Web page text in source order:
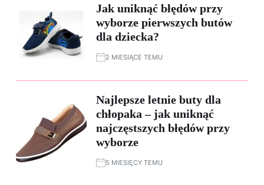
Jak uniknąć błędów przy
wyborze pierwszych butów
dla dziecka?
2 MIESIĄCE TEMU
Najlepsze letnie buty dla
chłopaka – jak uniknąć
najczęstszych błędów przy
wyborze
5 MIESIĘCY TEMU